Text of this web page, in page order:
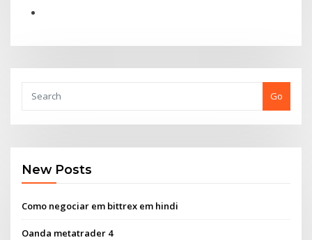
Go
New Posts
Como negociar em bittrex em hindi
Oanda metatrader 4